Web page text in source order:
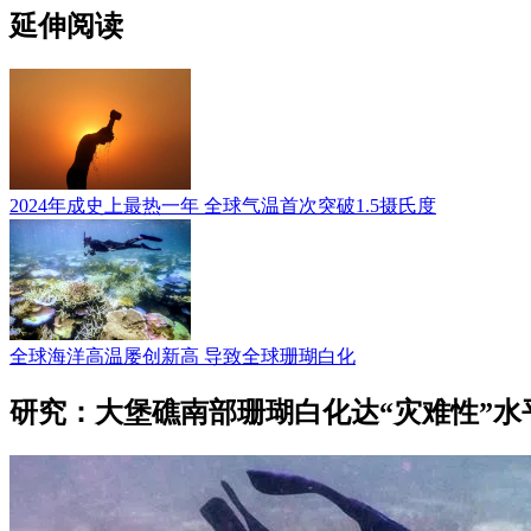
延伸阅读
2024年成史上最热一年 全球气温首次突破1.5摄氏度
全球海洋高温屡创新高 导致全球珊瑚白化
研究：大堡礁南部珊瑚白化达“灾难性”水